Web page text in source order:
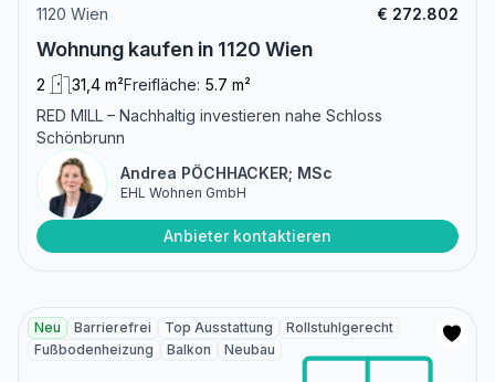
1120 Wien € 272.802
Wohnung kaufen in 1120 Wien
2 31,4 m²Freifläche: 5.7 m²
RED MILL – Nachhaltig investieren nahe Schloss
Schönbrunn
Andrea PÖCHHACKER; MSc
EHL Wohnen GmbH
Anbieter kontaktieren
Neu Barrierefrei Top Ausstattung
Rollstuhlgerecht
Fußbodenheizung
Balkon Neubau